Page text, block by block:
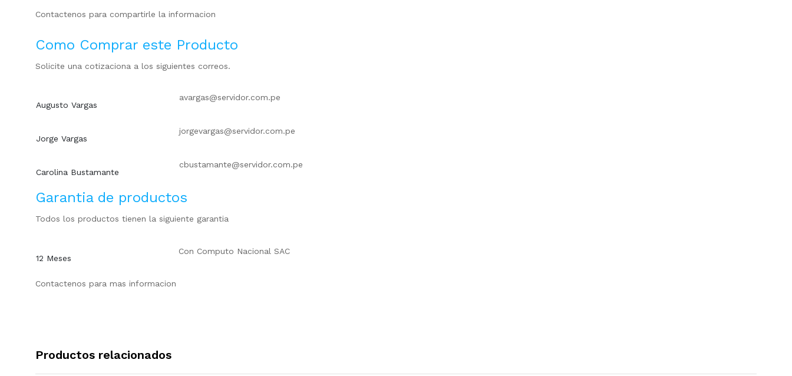
Contactenos para compartirle la informacion
Como Comprar este Producto
Solicite una cotizaciona a los siguientes correos.
Augusto Vargas
avargas@servidor.com.pe
Jorge Vargas
jorgevargas@servidor.com.pe
Carolina Bustamante
cbustamante@servidor.com.pe
Garantia de productos
Todos los productos tienen la siguiente garantia
12 Meses
Con Computo Nacional SAC
Contactenos para mas informacion
Productos relacionados